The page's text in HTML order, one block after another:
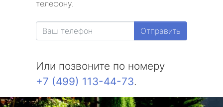
телефону.
Отправить
Или позвоните по номеру
+7 (499) 113-44-73.